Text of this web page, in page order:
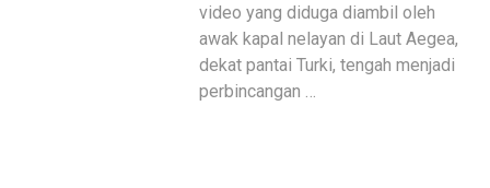
video yang diduga diambil oleh
awak kapal nelayan di Laut Aegea,
dekat pantai Turki, tengah menjadi
perbincangan …